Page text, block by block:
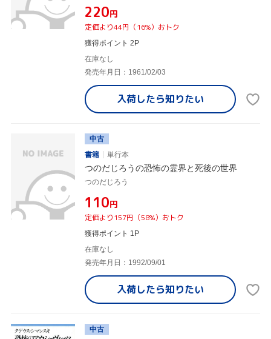
¥220円
定価より44円（16%）おトク
獲得ポイント 2P
在庫なし
発売年月日：1961/02/03
入荷したら知りたい
中古
書籍
単行本
つのだじろうの恐怖の霊界と死後の世界
つのだじろう
¥110円
定価より157円（58%）おトク
獲得ポイント 1P
在庫なし
発売年月日：1992/09/01
入荷したら知りたい
中古